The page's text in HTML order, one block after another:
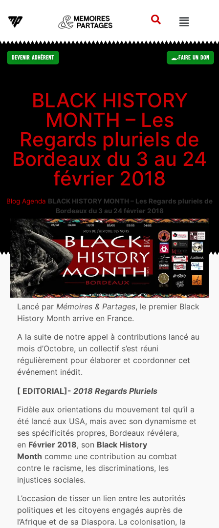
Devenir Adhérent Faire un Don
BLACK HISTORY
MONTH – Les
Regards pluriels de
Bordeaux du 3 au 24
février 2018
Blog Agenda BLACK HISTORY MONTH – Les Regards pluriels de
Bordeaux du 3 au 24 février 2018
Lancé par Mémoires & Partages, le premier Black
History Month arrive en France.
A la suite de notre appel à contributions lancé au
mois d’Octobre, un collectif s’est réuni
régulièrement pour élaborer et coordonner cet
événement inédit.
[ EDITORIAL]-2018 Regards Pluriels
Fidèle aux orientations du mouvement tel qu’il a
été lancé aux USA, mais avec son dynamisme et
ses spécificités propres, Bordeaux révélera,
en Février 2018, son Black History
Month comme une contribution au combat
contre le racisme, les discriminations, les
injustices sociales.
L’occasion de tisser un lien entre les autorités
politiques et les citoyens engagés auprès de
l’Afrique et de sa Diaspora. La colonisation, la